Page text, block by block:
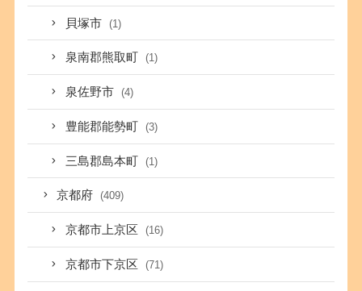
貝塚市 (1)
泉南郡熊取町 (1)
泉佐野市 (4)
豊能郡能勢町 (3)
三島郡島本町 (1)
京都府 (409)
京都市上京区 (16)
京都市下京区 (71)